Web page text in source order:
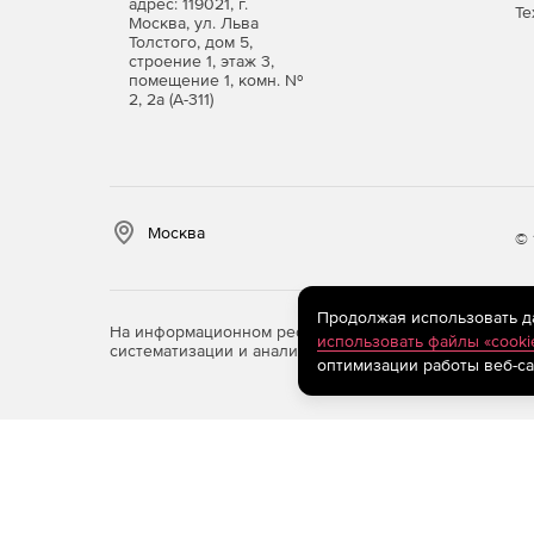
Москва, ул. Льва
Толстого, дом 5,
строение 1, этаж 3,
помещение 1, комн. №
2, 2а (А-311)
Москва ©
На информационном ресурсе store.softline.ru
систематизации и анализа сведений, относящихся
Продолжая использовать
использовать файлы
оптимизации работы веб-